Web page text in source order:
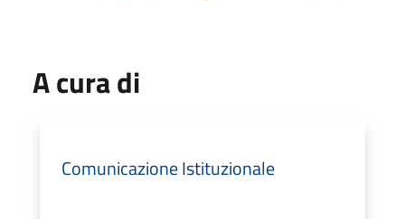
A cura di
Comunicazione Istituzionale